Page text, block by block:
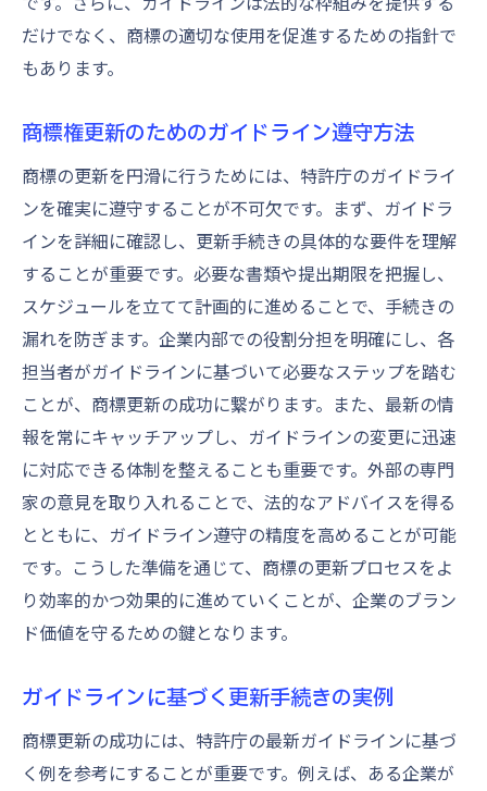
だけでなく、商標の適切な使用を促進するための指針で
もあります。
商標権更新のためのガイドライン遵守方法
商標の更新を円滑に行うためには、特許庁のガイドライ
ンを確実に遵守することが不可欠です。まず、ガイドラ
インを詳細に確認し、更新手続きの具体的な要件を理解
することが重要です。必要な書類や提出期限を把握し、
スケジュールを立てて計画的に進めることで、手続きの
漏れを防ぎます。企業内部での役割分担を明確にし、各
担当者がガイドラインに基づいて必要なステップを踏む
ことが、商標更新の成功に繋がります。また、最新の情
報を常にキャッチアップし、ガイドラインの変更に迅速
に対応できる体制を整えることも重要です。外部の専門
家の意見を取り入れることで、法的なアドバイスを得る
とともに、ガイドライン遵守の精度を高めることが可能
です。こうした準備を通じて、商標の更新プロセスをよ
り効率的かつ効果的に進めていくことが、企業のブラン
ド価値を守るための鍵となります。
ガイドラインに基づく更新手続きの実例
商標更新の成功には、特許庁の最新ガイドラインに基づ
く例を参考にすることが重要です。例えば、ある企業が